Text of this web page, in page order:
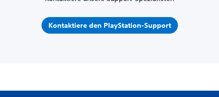
Kontaktiere den PlayStation-Support